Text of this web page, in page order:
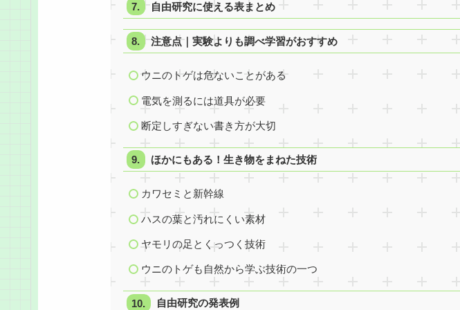
自由研究に使える表まとめ
注意点｜実験よりも調べ学習がおすすめ
ウニのトゲは危ないことがある
電気を測るには道具が必要
断定しすぎない書き方が大切
ほかにもある！生き物をまねた技術
カワセミと新幹線
ハスの葉と汚れにくい素材
ヤモリの足とくっつく技術
ウニのトゲも自然から学ぶ技術の一つ
自由研究の発表例